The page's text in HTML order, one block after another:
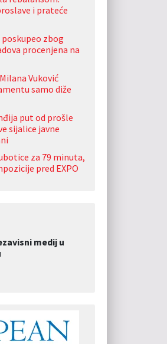
i prateće
zbog
procenjena na
Vuković
samo diže
put od prošle
sijalice javne
za 79 minuta,
pred EXPO
medij u